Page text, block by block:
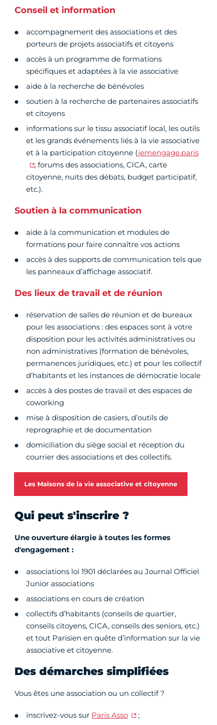
Conseil et information
accompagnement des associations et des
porteurs de projets associatifs et citoyens
accès à un programme de formations
spécifiques et adaptées à la vie associative
aide à la recherche de bénévoles
soutien à la recherche de partenaires associatifs
et citoyens
informations sur le tissu associatif local, les outils
et les grands événements liés à la vie associative
et à la participation citoyenne (jemengage.paris
, forums des associations, CICA, carte
citoyenne, nuits des débats, budget participatif,
etc.).
Soutien à la communication
aide à la communication et modules de
formations pour faire connaître vos actions
accès à des supports de communication tels que
les panneaux d’affichage associatif.
Des lieux de travail et de réunion
réservation de salles de réunion et de bureaux
pour les associations : des espaces sont à votre
disposition pour les activités administratives ou
non administratives (formation de bénévoles,
permanences juridiques, etc.) et pour les collectif
d'habitants et les instances de démocratie locale
accès à des postes de travail et des espaces de
coworking
mise à disposition de casiers, d’outils de
reprographie et de documentation
domiciliation du siège social et réception du
courrier des associations et des collectifs.
Les Maisons de la vie associative et citoyenne
Qui peut s'inscrire ?
Une ouverture élargie à toutes les formes
d'engagement :
associations loi 1901 déclarées au Journal Officiel
Junior associations
associations en cours de création
collectifs d’habitants (conseils de quartier,
conseils citoyens, CICA, conseils des seniors, etc.)
et tout Parisien en quête d’information sur la vie
associative et citoyenne.
Des démarches simplifiées
Vous êtes une association ou un collectif ?
inscrivez-vous sur Paris Asso ;